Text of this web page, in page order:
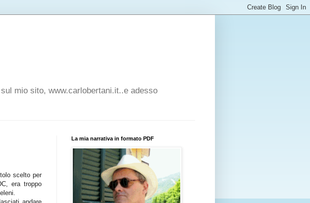
mio sito, www.carlobertani.it..e adesso
scelto per
era troppo
La mia narrativa in formato PDF